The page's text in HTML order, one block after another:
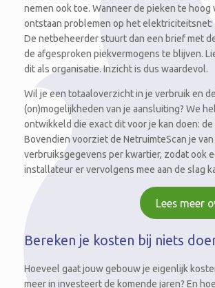
nemen ook toe. Wanneer de pieken te hoog
ontstaan problemen op het
De netbeheerder stuurt dan een brief met
de afgesproken piekvermogens te blijven.
dit als organisatie. Inzicht is dus waardevol.
Wil je een totaaloverzicht in je verbruik en de
(on)mogelijkheden van je aansluiting? We
ontwikkeld die exact dit voor je kan doen: de
Bovendien voorziet de NetruimteScan je van
verbruiksgegevens per kwartier, zodat ook
installateur er vervolgens mee aan de slag
Lees meer
Bereken je kosten bij niets
Hoeveel gaat jouw gebouw je eigenlijk
meer in investeert de komende jaren? En